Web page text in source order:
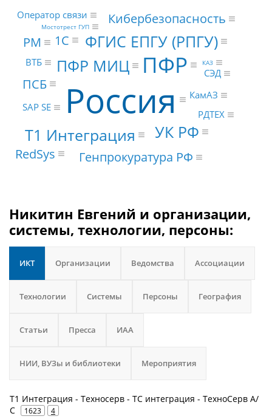
Россия
ПФР
Т1 Интеграция
ПФР МИЦ
ФГИС ЕПГУ (РПГУ)
УК РФ
1С
RedSys
ПСБ
Генпрокуратура РФ
Кибербезопасность
PM
SAP SE
РДТЕХ
ВТБ
КамАЗ
Оператор связи
СЭД
КАЗ
Мостотрест ГУП
Никитин Евгений и организации,
системы, технологии, персоны:
ИКТ Организации Ведомства Ассоциации
Технологии Системы Персоны География
Статьи Пресса ИАА
НИИ, ВУЗы и библиотеки Мероприятия
Т1 Интеграция - Техносерв - ТС интеграция - ТехноСерв А/
С
1623 4